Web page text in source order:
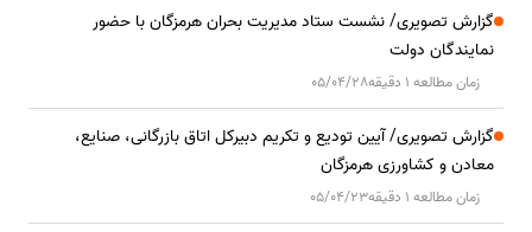
گزارش تصویری/ نشست ستاد مدیریت بحران هرمزگان با حضور
نمایندگان دولت
زمان مطالعه 1 دقیقه 05/04/28
گزارش تصویری/ آیین تودیع و تکریم دبیرکل اتاق بازرگانی، صنایع،
معادن و کشاورزی هرمزگان
زمان مطالعه 1 دقیقه 05/04/23